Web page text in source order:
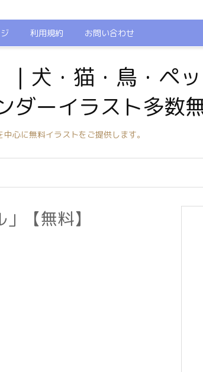
利用規約 お問い合わせ
犬・猫・鳥・ペッ
ダーイラスト多数
心に無料イラストをご提供します。
【無料】